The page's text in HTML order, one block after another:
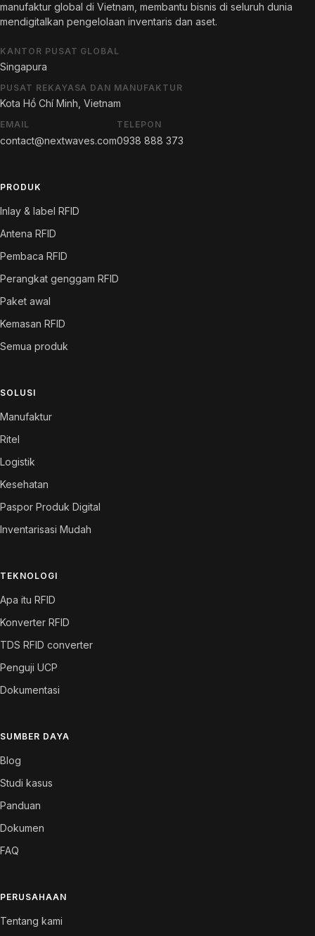
manufaktur global di Vietnam, membantu bisnis di seluruh dunia
mendigitalkan pengelolaan inventaris dan aset.
KANTOR PUSAT GLOBAL
Singapura
PUSAT REKAYASA DAN MANUFAKTUR
Kota Hồ Chí Minh, Vietnam
EMAIL
contact@nextwaves.com
TELEPON
0938 888 373
PRODUK
Inlay & label RFID
Antena RFID
Pembaca RFID
Perangkat genggam RFID
Paket awal
Kemasan RFID
Semua produk
SOLUSI
Manufaktur
Ritel
Logistik
Kesehatan
Paspor Produk Digital
Inventarisasi Mudah
TEKNOLOGI
Apa itu RFID
Konverter RFID
TDS RFID converter
Penguji UCP
Dokumentasi
SUMBER DAYA
Blog
Studi kasus
Panduan
Dokumen
FAQ
PERUSAHAAN
Tentang kami